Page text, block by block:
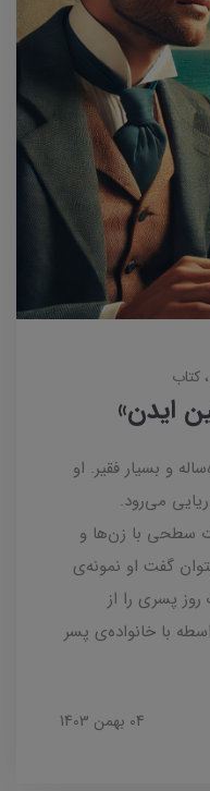
کتاب
ایدن»
و بسیار فقیر. او
می‌رود.
سطحی با زن‌ها و
گفت او نمونه‌ی
پسری را از
با خانواده‌ی پسر
04 بهمن 1403